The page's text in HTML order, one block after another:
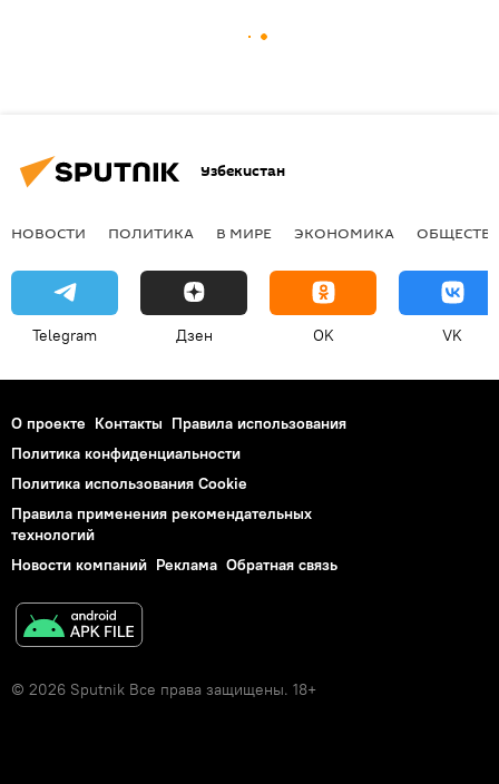
Узбекистан
НОВОСТИ ПОЛИТИКА В МИРЕ ЭКОНОМИКА
Telegram Дзен OK VK
О проекте Контакты Правила использования
Политика конфиденциальности
Политика использования Cookie
Правила применения рекомендательных
технологий
Новости компаний Реклама Обратная связь
© 2026 Sputnik Все права защищены. 18+